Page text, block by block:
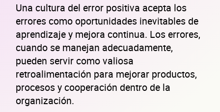
Una cultura del error positiva acepta los
errores como oportunidades inevitables de
aprendizaje y mejora continua. Los errores,
cuando se manejan adecuadamente,
pueden servir como valiosa
retroalimentación para mejorar productos,
procesos y cooperación dentro de la
organización.